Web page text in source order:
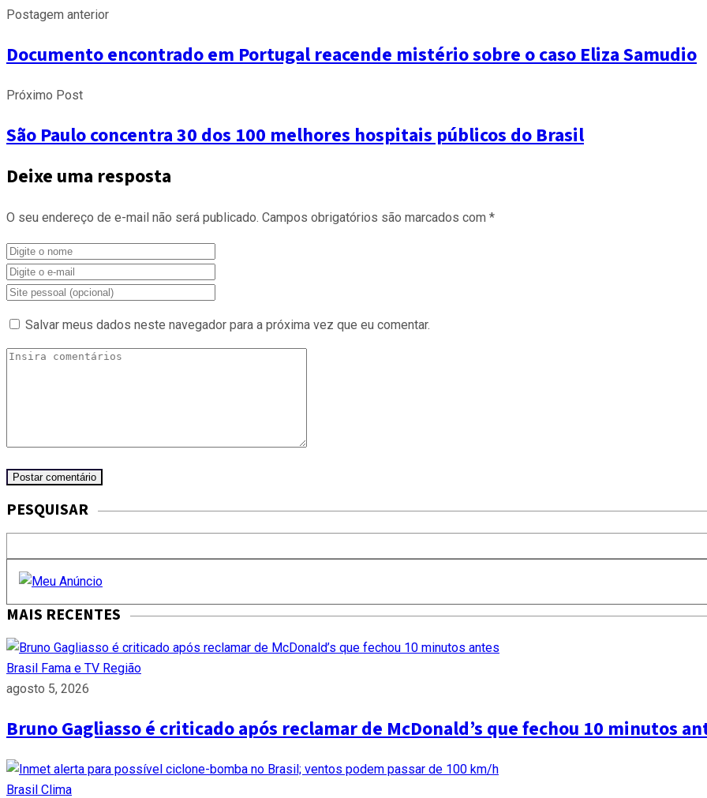
Postagem anterior
Documento encontrado em Portugal reacende mistério sobre o caso Eliza Samudio
Próximo Post
São Paulo concentra 30 dos 100 melhores hospitais públicos do Brasil
Deixe uma resposta
O seu endereço de e-mail não será publicado. Campos obrigatórios são marcados com *
Salvar meus dados neste navegador para a próxima vez que eu comentar.
PESQUISAR
MAIS RECENTES
Brasil Fama e TV Região
agosto 5, 2026
Bruno Gagliasso é criticado após reclamar de McDonald’s que fechou 10 minutos
Brasil Clima